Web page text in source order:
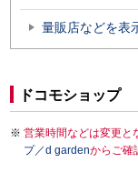
量販店などを表
ドコモショップ
営業時間などは変更と
プ／d gardenからご確